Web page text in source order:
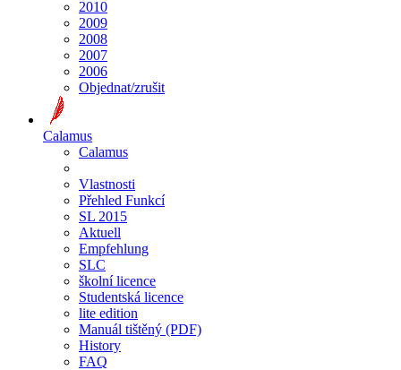
2010
2009
2008
2007
2006
Objednat/zrušit
Calamus
Calamus
Vlastnosti
Přehled Funkcí
SL 2015
Aktuell
Empfehlung
SLC
školní licence
Studentská licence
lite edition
Manuál tištěný (PDF)
History
FAQ